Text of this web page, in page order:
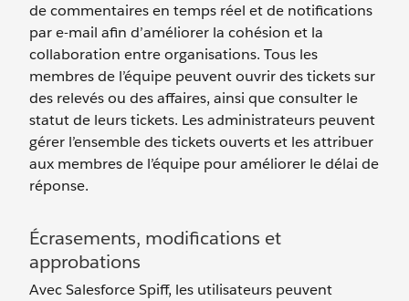
de commentaires en temps réel et de notifications
par e-mail afin d’améliorer la cohésion et la
collaboration entre organisations. Tous les
membres de l’équipe peuvent ouvrir des tickets sur
des relevés ou des affaires, ainsi que consulter le
statut de leurs tickets. Les administrateurs peuvent
gérer l’ensemble des tickets ouverts et les attribuer
aux membres de l’équipe pour améliorer le délai de
réponse.
Écrasements, modifications et
approbations
Avec Salesforce Spiff, les utilisateurs peuvent